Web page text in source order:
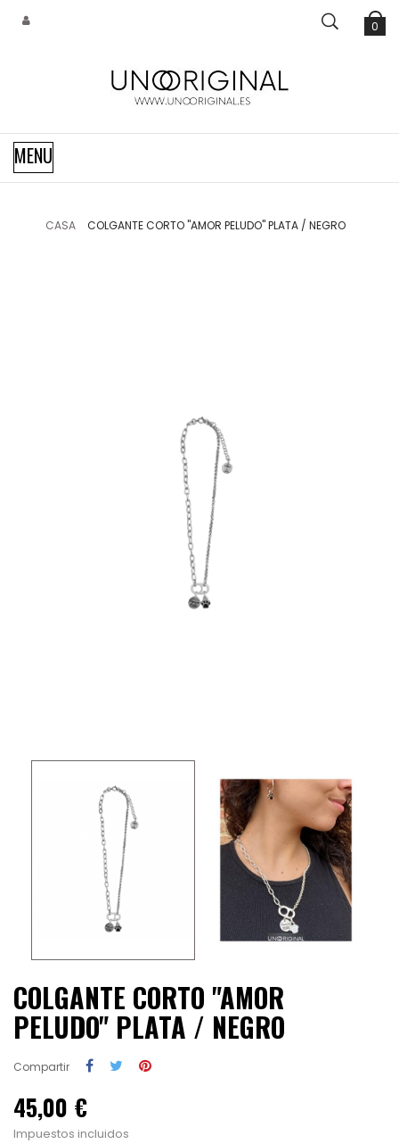
0
Navegación
de
palanca
MENU
CASA COLGANTE CORTO "AMOR PELUDO" PLATA / NEGRO
COLGANTE CORTO "AMOR
PELUDO" PLATA / NEGRO
Compartir
45,00 €
Impuestos incluidos